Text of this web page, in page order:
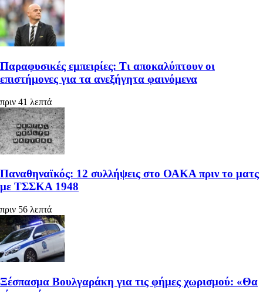
Παραφυσικές εμπειρίες: Τι αποκαλύπτουν οι
επιστήμονες για τα ανεξήγητα φαινόμενα
πριν 41 λεπτά
Παναθηναϊκός: 12 συλλήψεις στο ΟΑΚΑ πριν το ματς
με ΤΣΣΚΑ 1948
πριν 56 λεπτά
Ξέσπασμα Βουλγαράκη για τις φήμες χωρισμού: «Θα